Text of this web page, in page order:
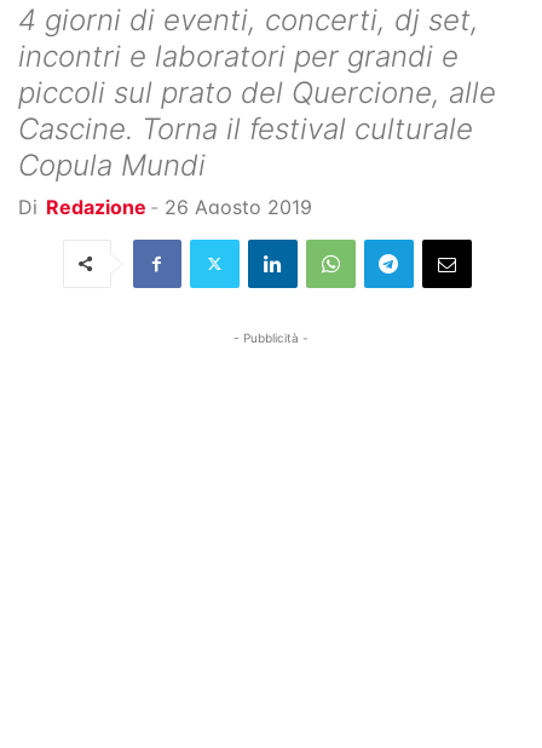
4 giorni di eventi, concerti, dj set,
incontri e laboratori per grandi e
piccoli sul prato del Quercione, alle
Cascine. Torna il festival culturale
Copula Mundi
Di Redazione - 26 Agosto 2019
- Pubblicità -